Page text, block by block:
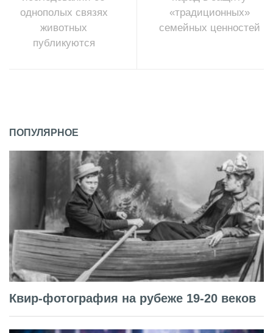
однополых связях
животных
публикуются
«традиционных»
семейных ценностей
ПОПУЛЯРНОЕ
Квир-фотография на рубеже 19-20 веков